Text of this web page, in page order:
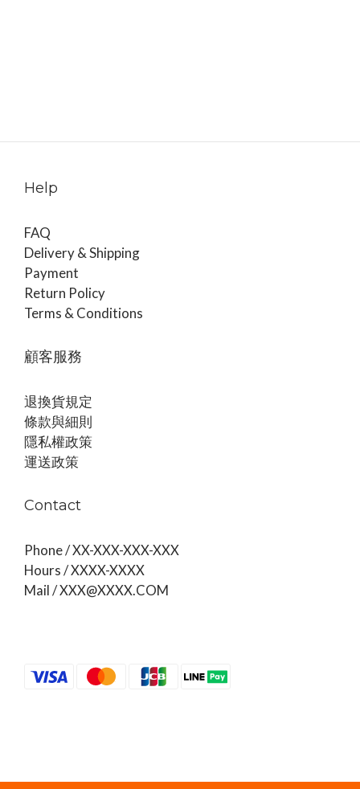
Help
FAQ
Delivery & Shipping
Payment
Return Policy
Terms & Conditions
顧客服務
退換貨規定
條款與細則
隱私權政策
運送政策
Contact
Phone / XX-XXX-XXX-XXX
Hours / XXXX-XXXX
Mail / XXX@XXXX.COM